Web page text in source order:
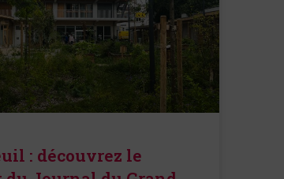
: découvrez le